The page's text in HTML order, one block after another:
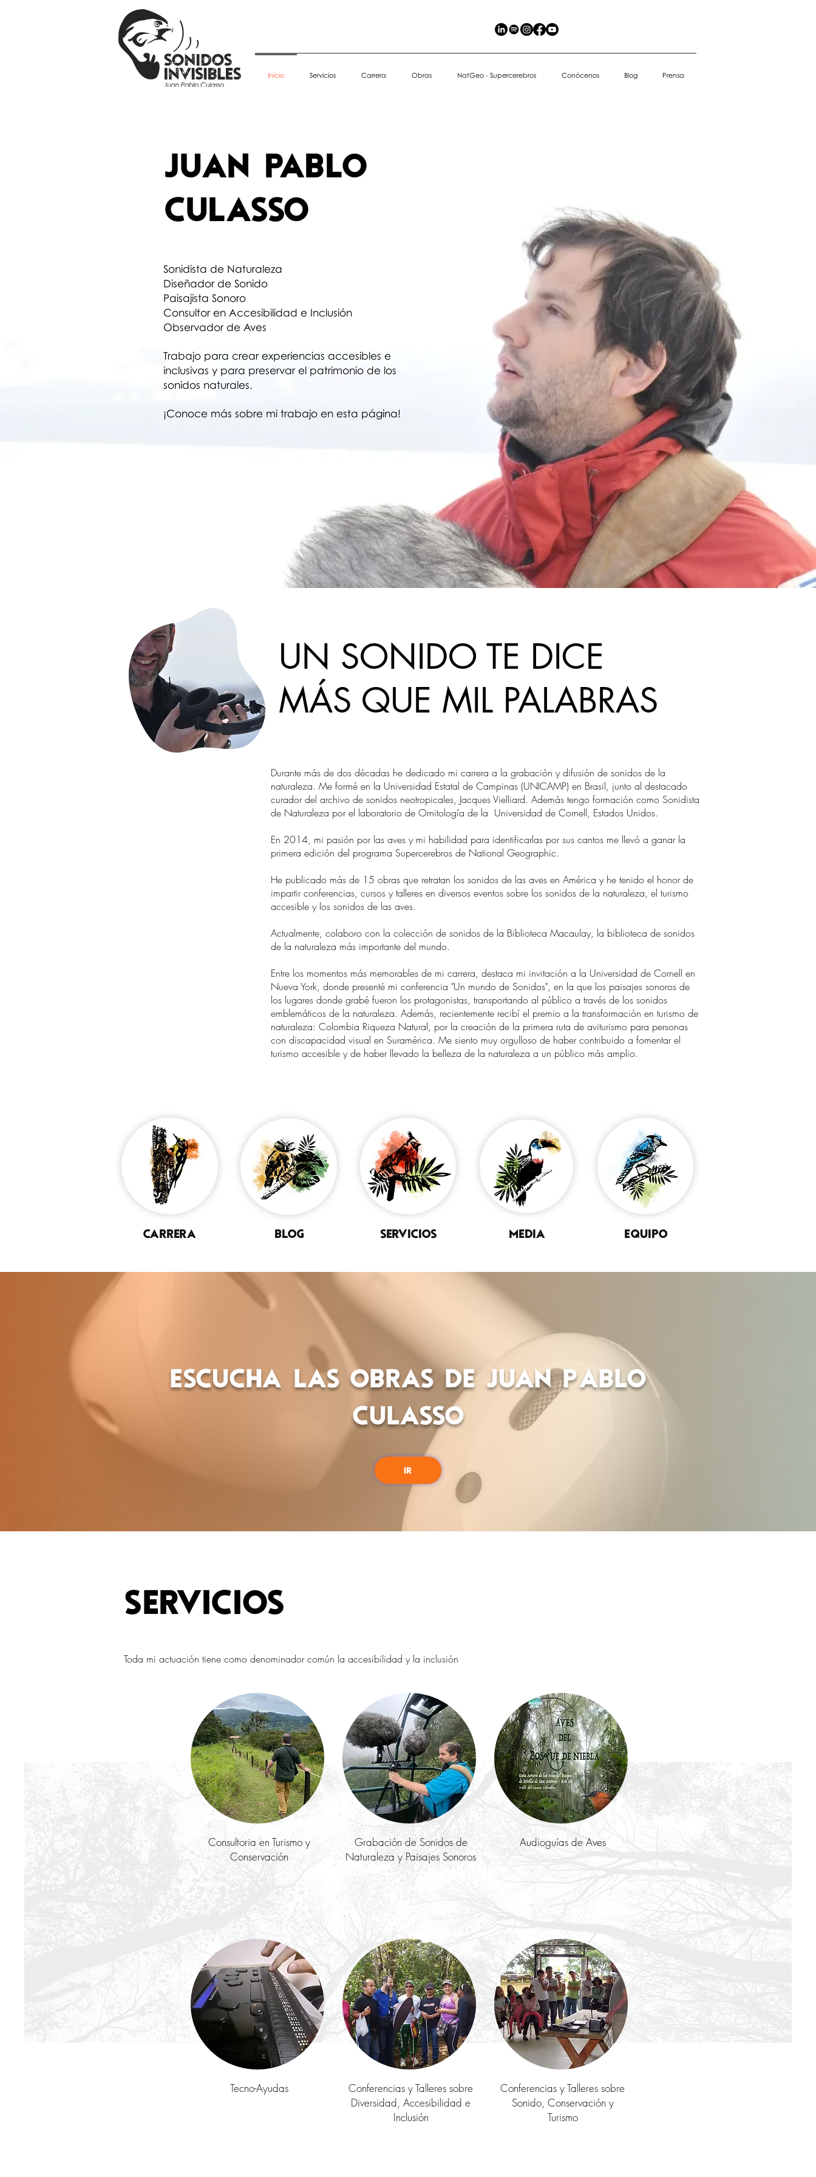
Inicio Servicios Carrera Obras NatGeo - Supercerebros Conócenos Blog Prensa
JUAN PABLO
CULASSO
Sonidista de Naturaleza
Diseñador de Sonido
Paisajista Sonoro
Consultor en Accesibilidad e Inclusión
Observador de Aves
Trabajo para crear experiencias accesibles e
inclusivas y para preservar el patrimonio de los
sonidos naturales.
¡Conoce más sobre mi trabajo en esta página!
UN SONIDO TE DICE
MÁS QUE MIL PALABRAS
Durante más de dos décadas he dedicado mi carrera a la grabación y difusión de sonidos de la
naturaleza. Me formé en la Universidad Estatal de Campinas (UNICAMP) en Brasil, junto al destacado
curador del archivo de sonidos neotropicales, Jacques Vielliard. Además tengo formación como Sonidista
de Naturaleza por el laboratorio de Ornitología de la Universidad de Cornell, Estados Unidos.
En 2014, mi pasión por las aves y mi habilidad para identificarlas por sus cantos me llevó a ganar la
primera edición del programa Supercerebros de National Geographic.
He publicado más de 15 obras que retratan los sonidos de las aves en América y he tenido el honor de
impartir conferencias, cursos y talleres en diversos eventos sobre los sonidos de la naturaleza, el turismo
accesible y los sonidos de las aves.
Actualmente, colaboro con la colección de sonidos de la Biblioteca Macaulay, la biblioteca de sonidos
de la naturaleza más importante del mundo.
Entre los momentos más memorables de mi carrera, destaca mi invitación a la Universidad de Cornell en
Nueva York, donde presenté mi conferencia "Un mundo de Sonidos", en la que los paisajes sonoros de
los lugares donde grabé fueron los protagonistas, transportando al público a través de los sonidos
emblemáticos de la naturaleza. Además, recientemente recibí el premio a la transformación en turismo de
naturaleza: Colombia Riqueza Natural, por la creación de la primera ruta de aviturismo para personas
con discapacidad visual en Suramérica. Me siento muy orgulloso de haber contribuido a fomentar el
turismo accesible y de haber llevado la belleza de la naturaleza a un público más amplio.
CARRERA BLOG SERVICIOS MEDIA EQUIPO
Escucha las obras de Juan Pablo
Culasso
IR
Servicios
Toda mi actuación tiene como denominador común la accesibilidad y la inclusión
Consultoria en Turismo y
Conservación
Tecno-Ayudas
Grabación de Sonidos de
Naturaleza y Paisajes Sonoros
Conferencias y Talleres sobre
Diversidad, Accesibilidad e
Inclusión
Audioguías de Aves
Conferencias y Talleres sobre
Sonido, Conservación y
Turismo